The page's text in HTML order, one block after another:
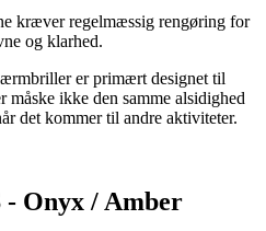
kræver regelmæssig rengøring for
og klarhed.
er primært designet til
ikke den samme alsidighed
det kommer til andre aktiviteter.
- Onyx / Amber